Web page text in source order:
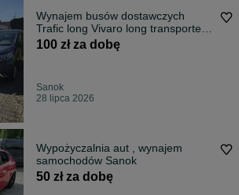
Wynajem busów dostawczych
Trafic long Vivaro long transporter
t6
100 zł za dobę
Sanok
28 lipca 2026
Wypożyczalnia aut , wynajem
samochodów Sanok
50 zł za dobę